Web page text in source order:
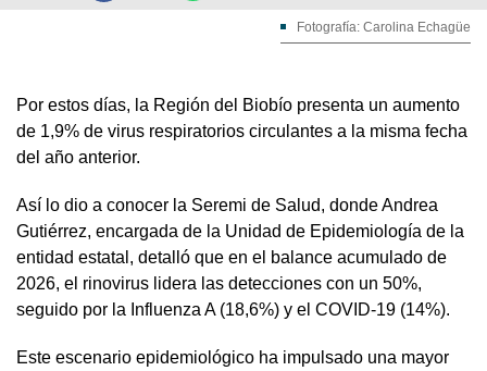
Fotografía: Carolina Echagüe
Por estos días, la Región del Biobío presenta un aumento
de 1,9% de virus respiratorios circulantes a la misma fecha
del año anterior.
Así lo dio a conocer la Seremi de Salud, donde Andrea
Gutiérrez, encargada de la Unidad de Epidemiología de la
entidad estatal, detalló que en el balance acumulado de
2026, el rinovirus lidera las detecciones con un 50%,
seguido por la Influenza A (18,6%) y el COVID-19 (14%).
Este escenario epidemiológico ha impulsado una mayor